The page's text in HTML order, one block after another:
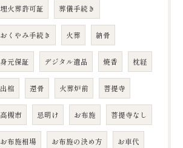
埋火葬許可証 葬儀手続き
おくやみ手続き 火葬 納骨
身元保証 デジタル遺品 焼香 枕経
出棺 還骨 火葬炉前 菩提寺
高槻市 忌明け お布施 菩提寺なし
お布施相場 お布施の決め方 お車代